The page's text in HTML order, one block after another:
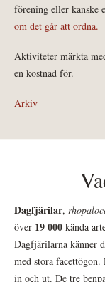
förening eller kanske
om det går att ordna.
Aktiviteter märkta
en kostnad för.
Arkiv
Dagfjärilar,
över 19 000 kända
Dagfjärilarna känner
med stora
in och ut. De tre